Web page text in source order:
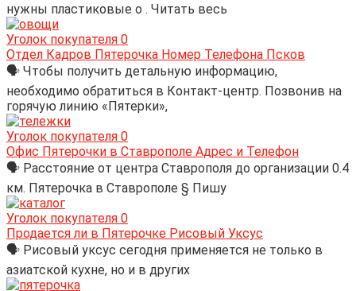
нужны пластиковые о . Читать весь
Уголок покупателя 0
Отдел Кадров Пятерочка Номер Телефона Псков
🗣 Чтобы получить детальную информацию,
необходимо обратиться в Контакт-центр. Позвонив на
горячую линию «Пятерки»,
Уголок покупателя 0
Офис Пятерочки в Ставрополе Адрес и Телефон
🗣 Расстояние от центра Ставрополя до организации 0.4
км. Пятерочка в Ставрополе § Пишу
Уголок покупателя 0
Продается ли в Пятерочке Рисовый Уксус
🗣 Рисовый уксус сегодня применяется не только в
азиатской кухне, но и в других